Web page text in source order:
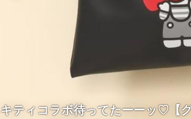
キティコラボ待ってたーーッ♡【